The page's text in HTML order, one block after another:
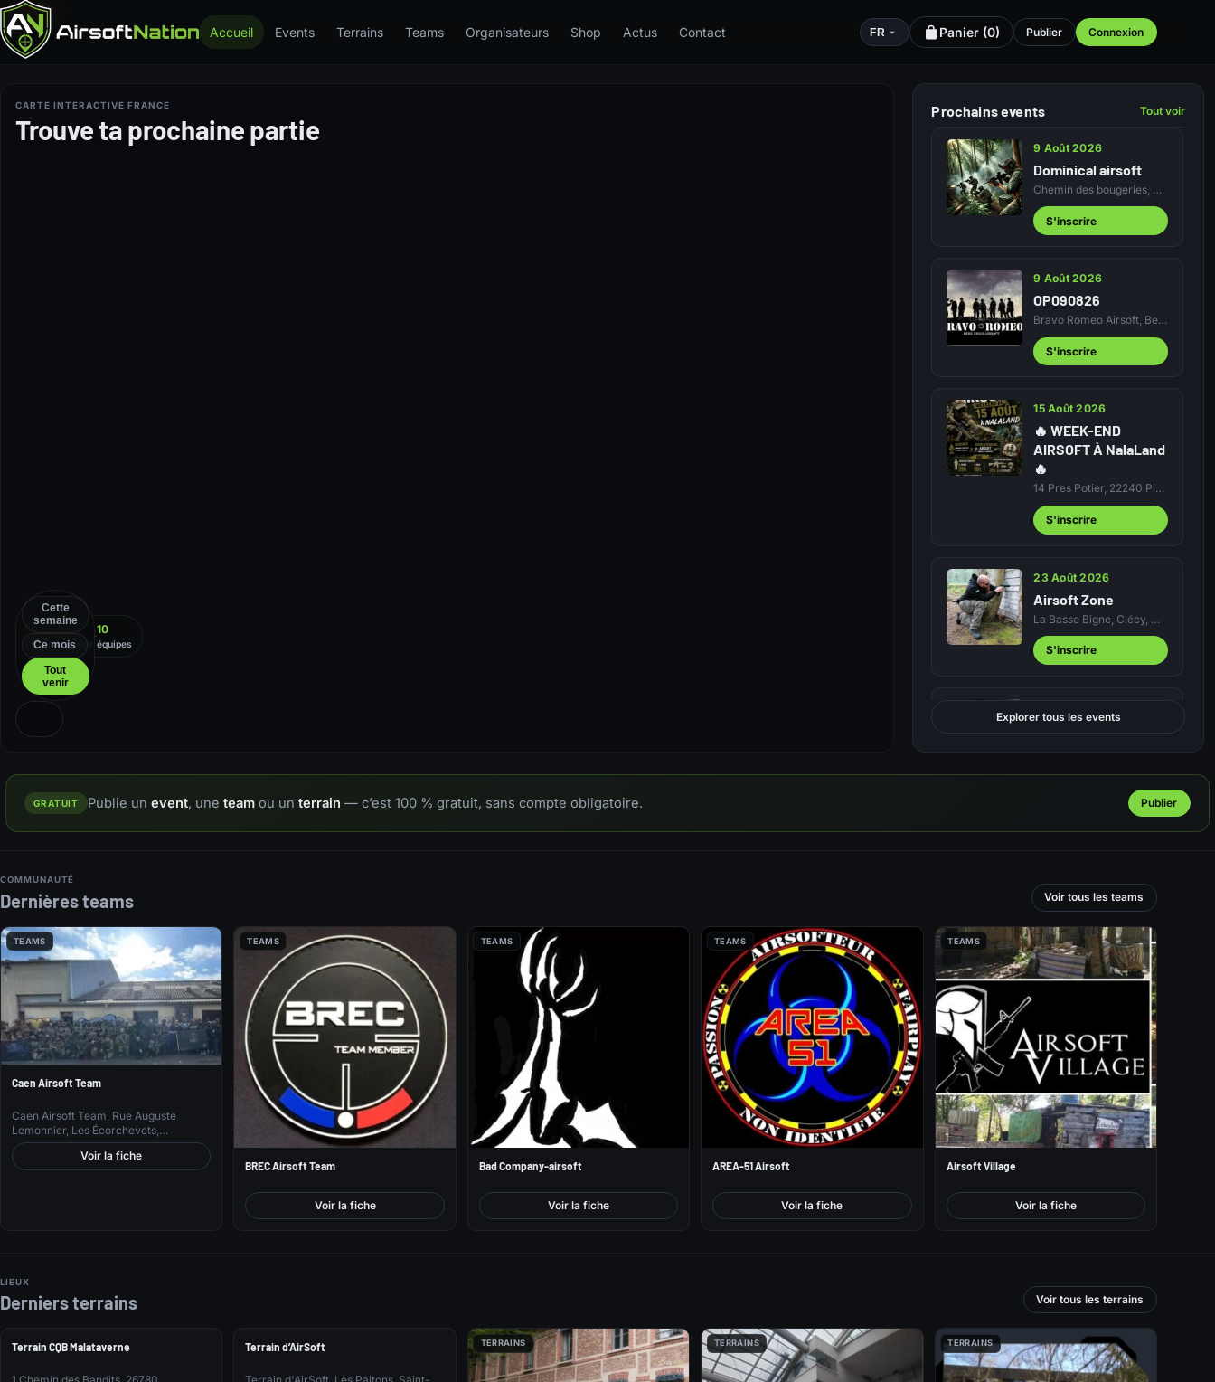
Accueil Events Terrains Teams Organisateurs Shop Actus Contact FR Panier (0) Publier Connexion
CARTE INTERACTIVE FRANCE
Trouve ta prochaine partie
events terrains
·10
équipes
Cette
semaine
Ce mois
Tout
venir
Rechercher sur la carte
Prochains events Tout voir
9 Août 2026
Dominical airsoft
Chemin des bougeries, Perrignier
S'inscrire
9 Août 2026
OP090826
Bravo Romeo Airsoft, Bere Regis, Dorset…
S'inscrire
15 Août 2026
🔥 WEEK-END
AIRSOFT À NalaLand
🔥
14 Pres Potier, 22240 Plurien, France
S'inscrire
23 Août 2026
Airsoft Zone
La Basse Bigne, Clécy, Caen, Calvados,…
S'inscrire
Airsoft Zone
Explorer tous les events
GRATUIT Publie unevent, uneteam ou unterrain — c’est 100 % gratuit, sans compte obligatoire. Publier
COMMUNAUTÉ
Dernières teams Voir tous les teams
TEAMS
Caen Airsoft Team
Caen Airsoft Team, Rue Auguste
Lemonnier, Les Écorchevets,…
Voir la fiche
TEAMS
BREC Airsoft Team
Voir la fiche
TEAMS
Bad Company-airsoft
Voir la fiche
TEAMS
AREA-51 Airsoft
Voir la fiche
TEAMS
Airsoft Village
Voir la fiche
LIEUX
Derniers terrains Voir tous les terrains
TERRAINS
Terrain CQB Malataverne TERRAINS
Terrain d’AirSoft TERRAINS TERRAINS TERRAINS
AMAZON
AMAZON
AMAZON
AMAZON
AMAZON